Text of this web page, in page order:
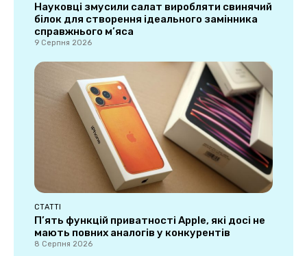
Науковці змусили салат виробляти свинячий
білок для створення ідеального замінника
справжнього м’яса
9 Серпня 2026
СТАТТІ
П’ять функцій приватності Apple, які досі не
мають повних аналогів у конкурентів
8 Серпня 2026